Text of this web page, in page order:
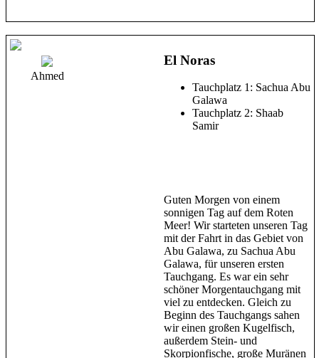
Ahmed
El Noras
Tauchplatz 1: Sachua Abu
Galawa
Tauchplatz 2: Shaab
Samir
Guten Morgen von einem
sonnigen Tag auf dem Roten
Meer! Wir starteten unseren Tag
mit der Fahrt in das Gebiet von
Abu Galawa, zu Sachua Abu
Galawa, für unseren ersten
Tauchgang. Es war ein sehr
schöner Morgentauchgang mit
viel zu entdecken. Gleich zu
Beginn des Tauchgangs sahen
wir einen großen Kugelfisch,
außerdem Stein- und
Skorpionfische, große Muränen